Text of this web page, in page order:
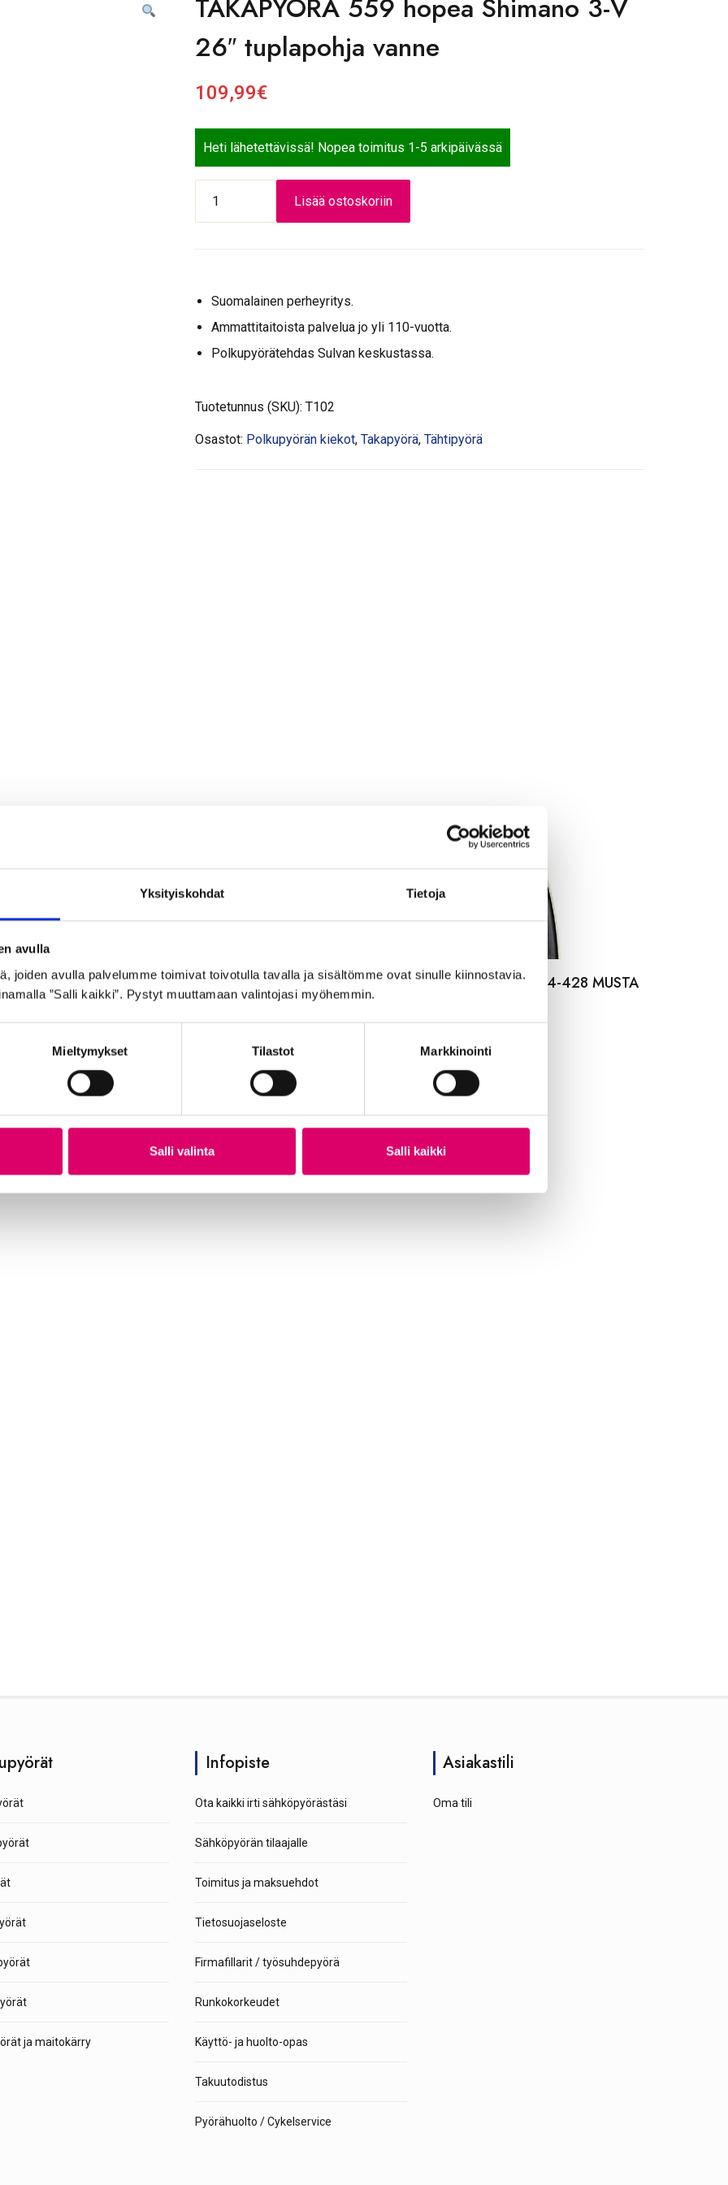
Yksityiskohdat Tietoja
avulla
joiden avulla palvelumme toimivat toivotulla tavalla ja sisältömme ovat sinulle kiinnostavia.
”Salli kaikki”. Pystyt muuttamaan valintojasi myöhemmin.
Mieltymykset Tilastot Markkinointi
Salli valinta Salli kaikki
TAKAPYÖRÄ 559 hopea Shimano 3-V
26″ tuplapohja vanne
109,99€
Heti lähetettävissä! Nopea toimitus 1-5 arkipäivässä
559
hopea
26"
tuplapohja
vanne
Lisää ostoskoriin
Suomalainen perheyritys.
Ammattitaitoista palvelua jo yli 110-vuotta.
Polkupyörätehdas Sulvan keskustassa.
Tuotetunnus (SKU): T102
Osastot: Polkupyörän kiekot, Takapyörä, Tähtipyörä
GOLDEN BOY ULKORENGAS 47-559 MUSTA
SR037
GOLDEN BOY ULKORENGAS 44-428 MUSTA
VALKOINEN
ja maitokärry
Infopiste
Ota kaikki irti sähköpyörästäsi
Sähköpyörän tilaajalle
Toimitus ja maksuehdot
Tietosuojaseloste
Firmafillarit / työsuhdepyörä
Runkokorkeudet
Käyttö- ja huolto-opas
Takuutodistus
Pyörähuolto / Cykelservice
Asiakastili
Oma tili